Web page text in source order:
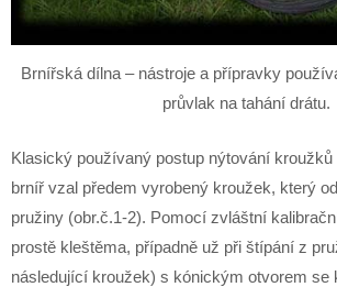
Brnířská dílna – nástroje a přípravky
průvlak na tahání drátu.
Klasický používaný postup nýtování
brníř vzal předem vyrobený kroužek, který
pružiny (obr.č.1-2). Pomocí zvláštní
prostě kleštěma, případně už při štípání z
následující kroužek) s kónickým otvorem se